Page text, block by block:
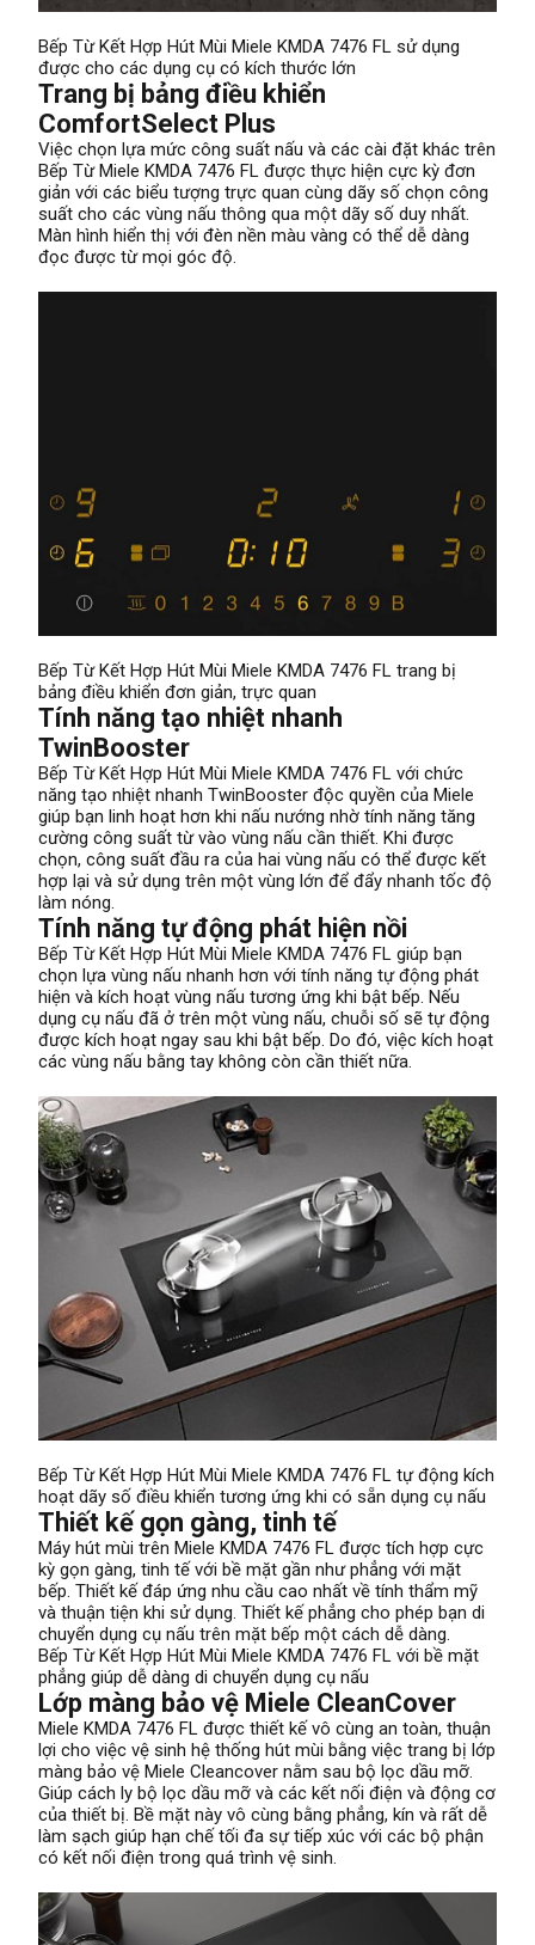
Bếp Từ Kết Hợp Hút Mùi Miele KMDA 7476 FL sử dụng
được cho các dụng cụ có kích thước lớn
Trang bị bảng điều khiển
ComfortSelect Plus
Việc chọn lựa mức công suất nấu và các cài đặt khác trên
Bếp Từ Miele KMDA 7476 FL được thực hiện cực kỳ đơn
giản với các biểu tượng trực quan cùng dãy số chọn công
suất cho các vùng nấu thông qua một dãy số duy nhất.
Màn hình hiển thị với đèn nền màu vàng có thể dễ dàng
đọc được từ mọi góc độ.
Bếp Từ Kết Hợp Hút Mùi Miele KMDA 7476 FL trang bị
bảng điều khiển đơn giản, trực quan
Tính năng tạo nhiệt nhanh
TwinBooster
Bếp Từ Kết Hợp Hút Mùi Miele KMDA 7476 FL với chức
năng tạo nhiệt nhanh TwinBooster độc quyền của Miele
giúp bạn linh hoạt hơn khi nấu nướng nhờ tính năng tăng
cường công suất từ vào vùng nấu cần thiết. Khi được
chọn, công suất đầu ra của hai vùng nấu có thể được kết
hợp lại và sử dụng trên một vùng lớn để đẩy nhanh tốc độ
làm nóng.
Tính năng tự động phát hiện nồi
Bếp Từ Kết Hợp Hút Mùi Miele KMDA 7476 FL giúp bạn
chọn lựa vùng nấu nhanh hơn với tính năng tự động phát
hiện và kích hoạt vùng nấu tương ứng khi bật bếp. Nếu
dụng cụ nấu đã ở trên một vùng nấu, chuỗi số sẽ tự động
được kích hoạt ngay sau khi bật bếp. Do đó, việc kích hoạt
các vùng nấu bằng tay không còn cần thiết nữa.
Bếp Từ Kết Hợp Hút Mùi Miele KMDA 7476 FL tự động kích
hoạt dãy số điều khiển tương ứng khi có sẵn dụng cụ nấu
Thiết kế gọn gàng, tinh tế
Máy hút mùi trên Miele KMDA 7476 FL được tích hợp cực
kỳ gọn gàng, tinh tế với bề mặt gần như phẳng với mặt
bếp. Thiết kế đáp ứng nhu cầu cao nhất về tính thẩm mỹ
và thuận tiện khi sử dụng. Thiết kế phẳng cho phép bạn di
chuyển dụng cụ nấu trên mặt bếp một cách dễ dàng.
Bếp Từ Kết Hợp Hút Mùi Miele KMDA 7476 FL với bề mặt
phẳng giúp dễ dàng di chuyển dụng cụ nấu
Lớp màng bảo vệ Miele CleanCover
Miele KMDA 7476 FL được thiết kế vô cùng an toàn, thuận
lợi cho việc vệ sinh hệ thống hút mùi bằng việc trang bị lớp
màng bảo vệ Miele Cleancover nằm sau bộ lọc dầu mỡ.
Giúp cách ly bộ lọc dầu mỡ và các kết nối điện và động cơ
của thiết bị. Bề mặt này vô cùng bằng phẳng, kín và rất dễ
làm sạch giúp hạn chế tối đa sự tiếp xúc với các bộ phận
có kết nối điện trong quá trình vệ sinh.